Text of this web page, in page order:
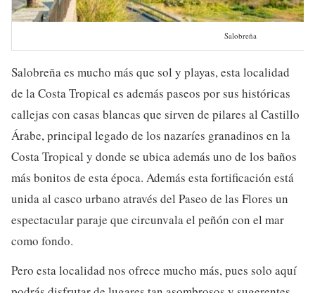
Salobreña
Salobreña es mucho más que sol y playas, esta localidad
de la Costa Tropical es además paseos por sus históricas
callejas con casas blancas que sirven de pilares al Castillo
Árabe, principal legado de los nazaríes granadinos en la
Costa Tropical y donde se ubica además uno de los baños
más bonitos de esta época. Además esta fortificación está
unida al casco urbano através del Paseo de las Flores un
espectacular paraje que circunvala el peñón con el mar
como fondo.
Pero esta localidad nos ofrece mucho más, pues solo aquí